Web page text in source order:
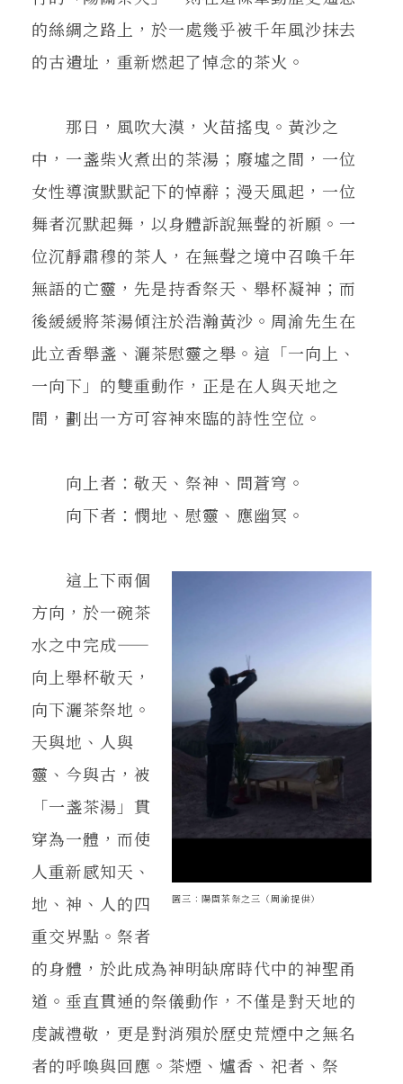
的絲綢之路上，於一處幾乎被千年風沙抹去
的古遺址，重新燃起了悼念的茶火。
那日，風吹大漠，火苗搖曳。黃沙之
中，一盞柴火煮出的茶湯；廢墟之間，一位
女性導演默默記下的悼辭；漫天風起，一位
舞者沉默起舞，以身體訴說無聲的祈願。一
位沉靜肅穆的茶人，在無聲之境中召喚千年
無語的亡靈，先是持香祭天、舉杯凝神；而
後緩緩將茶湯傾注於浩瀚黃沙。周渝先生在
此立香舉盞、灑茶慰靈之舉。這「一向上、
一向下」的雙重動作，正是在人與天地之
間，劃出一方可容神來臨的詩性空位。
向上者：敬天、祭神、問蒼穹。
向下者：憫地、慰靈、應幽冥。
圖三：陽關茶祭之三（周渝提供）
這上下兩個
方向，於一碗茶
水之中完成——
向上舉杯敬天，
向下灑茶祭地。
天與地、人與
靈、今與古，被
「一盞茶湯」貫
穿為一體，而使
人重新感知天、
地、神、人的四
重交界點。祭者
的身體，於此成為神明缺席時代中的神聖甬
道。垂直貫通的祭儀動作，不僅是對天地的
虔誠禮敬，更是對消殞於歷史荒煙中之無名
者的呼喚與回應。茶煙、爐香、祀者、祭